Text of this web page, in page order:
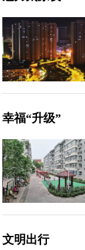
幸福“升级”
文明出行